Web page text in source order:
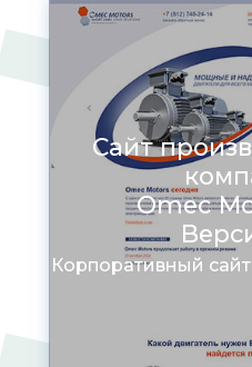
Сайт
Omec
Корпоративный